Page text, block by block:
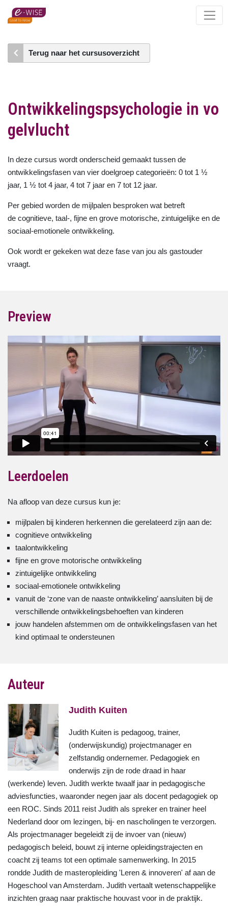
Skip
content
Terug naar het cursusoverzicht
Ontwikkelingspsychologie in vo
gelvlucht
In deze cursus wordt onderscheid gemaakt tussen de
ontwikkelingsfasen van vier doelgroep categorieën: 0 tot 1 ½
jaar, 1 ½ tot 4 jaar, 4 tot 7 jaar en 7 tot 12 jaar.
Per gebied worden de mijlpalen besproken wat betreft
de cognitieve, taal-, fijne en grove motorische, zintuigelijke en de
sociaal-emotionele ontwikkeling.
Ook wordt er gekeken wat deze fase van jou als gastouder
vraagt.
Preview
Leerdoelen
Na afloop van deze cursus kun je:
mijlpalen bij kinderen herkennen die gerelateerd zijn aan de:
cognitieve ontwikkeling
taalontwikkeling
fijne en grove motorische ontwikkeling
zintuigelijke ontwikkeling
sociaal-emotionele ontwikkeling
vanuit de ‘zone van de naaste ontwikkeling’ aansluiten bij de
verschillende ontwikkelingsbehoeften van kinderen
jouw handelen afstemmen om de ontwikkelingsfasen van het
kind optimaal te ondersteunen
Auteur
Judith Kuiten
Judith Kuiten is pedagoog, trainer,
(onderwijskundig) projectmanager en
zelfstandig ondernemer. Pedagogiek en
onderwijs zijn de rode draad in haar
(werkende) leven. Judith werkte twaalf jaar in pedagogische
adviesfuncties, waaronder negen jaar als docent pedagogiek op
een ROC. Sinds 2011 reist Judith als spreker en trainer heel
Nederland door om lezingen, bij- en nascholingen te verzorgen.
Als projectmanager begeleidt zij de invoer van (nieuw)
pedagogisch beleid, bouwt zij interne opleidingstrajecten en
coacht zij teams tot een optimale samenwerking. In 2015
rondde Judith de masteropleiding 'Leren & innoveren' af aan de
Hogeschool van Amsterdam. Judith vertaalt wetenschappelijke
inzichten graag naar praktische houvast voor in de praktijk.